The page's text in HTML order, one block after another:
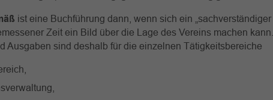
ist eine Buchführung dann, wenn sich ein „sachverständiger
Zeit ein Bild über die Lage des Vereins machen kann.
Ausgaben sind deshalb für die einzelnen Tätigkeitsbereiche